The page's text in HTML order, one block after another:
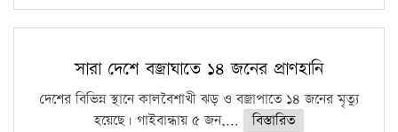
সারা দেশে বজ্রাঘাতে ১৪ জনের প্রাণহানি
দেশের বিভিন্ন স্থানে কালবৈশাখী ঝড় ও বজ্রাপাতে ১৪ জনের মৃত্যু
হয়েছে। গাইবান্ধায় ৫ জন,...
বিস্তারিত